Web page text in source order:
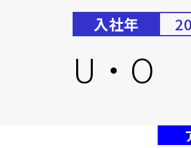
入社年
U・O
ア